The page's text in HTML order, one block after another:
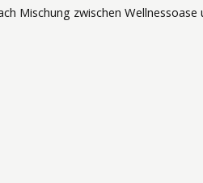
Mischung zwischen Wellnessoase